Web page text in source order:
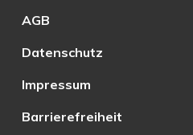
AGB
Datenschutz
Impressum
Barrierefreiheit